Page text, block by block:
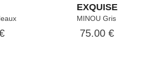
EXQUISE
MINOU Gris
75.00 €